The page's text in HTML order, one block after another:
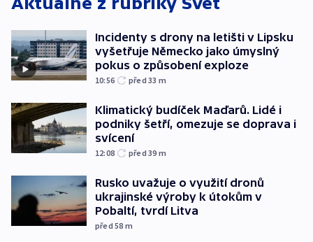
Incidenty s drony na letišti v Lipsku
vyšetřuje Německo jako úmyslný
pokus o způsobení exploze
10:56 před 33 m
Klimatický budíček Maďarů. Lidé i
podniky šetří, omezuje se doprava i
svícení
12:08 před 39 m
Rusko uvažuje o využití dronů
ukrajinské výroby k útokům v
Pobaltí, tvrdí Litva
před 58 m